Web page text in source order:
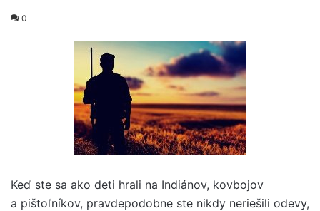
0
Keď ste sa ako deti hrali na Indiánov, kovbojov
a pištoľníkov, pravdepodobne ste nikdy neriešili odevy,